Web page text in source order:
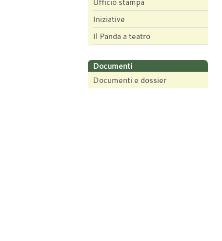
Iniziative
Il Panda a teatro
Documenti
Documenti e dossier